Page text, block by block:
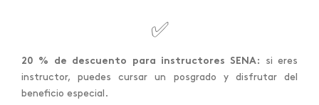
✅
20 % de descuento para instructores SENA: si eres
instructor, puedes cursar un posgrado y disfrutar del
beneficio especial.